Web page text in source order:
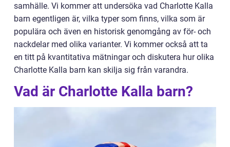
samhälle. Vi kommer att undersöka vad Charlotte Kalla
barn egentligen är, vilka typer som finns, vilka som är
populära och även en historisk genomgång av för- och
nackdelar med olika varianter. Vi kommer också att ta
en titt på kvantitativa mätningar och diskutera hur olika
Charlotte Kalla barn kan skilja sig från varandra.
Vad är Charlotte Kalla barn?